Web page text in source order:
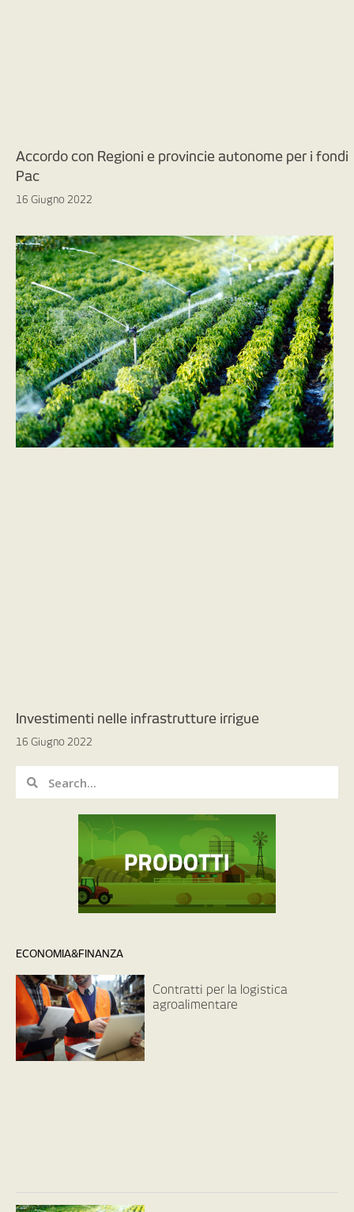
Accordo con Regioni e provincie autonome per i fondi
Pac
16 Giugno 2022
Investimenti nelle infrastrutture irrigue
16 Giugno 2022
ECONOMIA&FINANZA
Contratti per la logistica
agroalimentare